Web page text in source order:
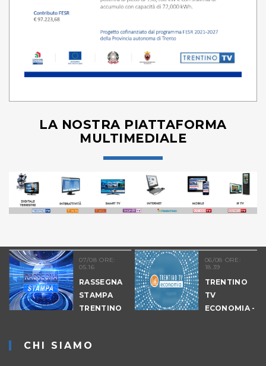
LA NOSTRA PIATTAFORMA
MULTIMEDIALE
07/08 ORE:
05.16
RASSEGNA
STAMPA
TRENTINO
06/08 ORE:
18.39
TRENTINO
TV
ECONOMIA -
CHI SIAMO